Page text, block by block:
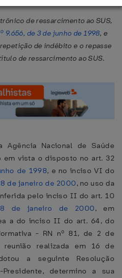
de ressarcimento ao SUS,
9.656, de 3 de junho de 1998, e
de indébito e o repasse
de ressarcimento ao SUS.
Agência Nacional de Saúde
em vista o disposto no art. 32
de 1998, e no inciso VI do
de janeiro de 2000, no uso da
pelo inciso II do art. 10
de janeiro de 2000, em
a do inciso II do art. 64, do
- RN nº 81, de 2 de
realizada em 16 de
a seguinte Resolução
determino a sua